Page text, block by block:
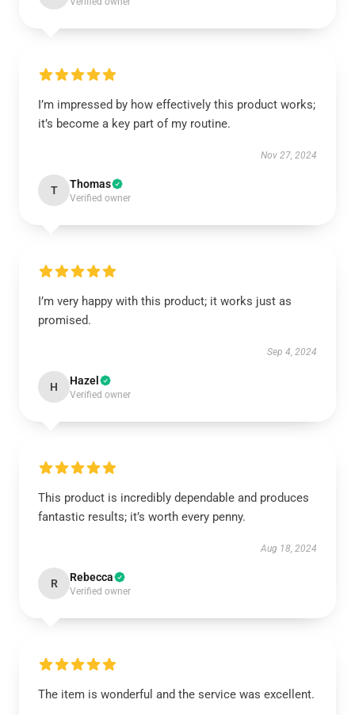
I’m impressed by how effectively this product works;
it’s become a key part of my routine.
Nov 27, 2024
T Thomas
Verified owner
I’m very happy with this product; it works just as
promised.
Sep 4, 2024
H Hazel
Verified owner
This product is incredibly dependable and produces
fantastic results; it’s worth every penny.
Aug 18, 2024
R Rebecca
Verified owner
The item is wonderful and the service was excellent.